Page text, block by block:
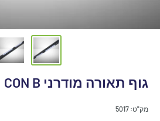
גוף תאורה מודרני CON B
מק"ט: 5017